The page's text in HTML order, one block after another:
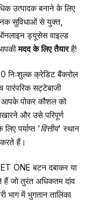
उत्पादक बनाने के लिए
सुविधाओं से युक्त,
ऑनलाइन ड्यूसेस वाइल्ड
मदद के लिए तैयारहै!
निःशुल्क क्रेडिट बैंकरोल
पारंपरिक सट्टेबाजी
आपके पोकर कौशल को
और उसे परिपूर्ण
पर्याप्त 'वित्तीय' स्थान
करते हैं।
ONE बटन दबाकर या
जो तुरंत अधिकतम दांव
भाग में भुगतान तालिका